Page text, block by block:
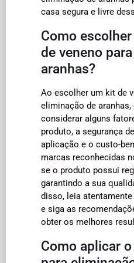
casa segura e livre
Como
de veneno
aranhas?
Ao escolher um kit de
eliminação de
considerar alguns
produto, a segurança
aplicação e o custo-
marcas reconhecidas
se o produto possui
garantindo a sua
disso, leia
e siga as
obter os melhores
Como aplicar